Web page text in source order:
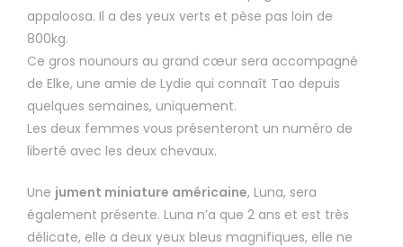
appaloosa. Il a des yeux verts et pèse pas loin de
800kg.
Ce gros nounours au grand cœur sera accompagné
de Elke, une amie de Lydie qui connaît Tao depuis
quelques semaines, uniquement.
Les deux femmes vous présenteront un numéro de
liberté avec les deux chevaux.
Une jument miniature américaine, Luna, sera
également présente. Luna n’a que 2 ans et est très
délicate, elle a deux yeux bleus magnifiques, elle ne